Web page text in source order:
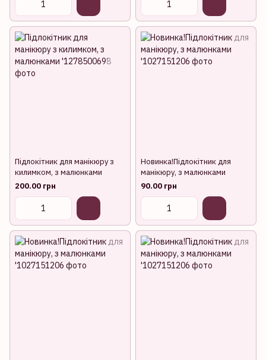
Підлокітник для манікюру з
килимком, з малюнками
200.00 грн
Новинка!Підлокітник для
манікюру, з малюнками
90.00 грн